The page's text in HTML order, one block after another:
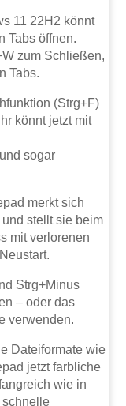
11 22H2 könnt
Tabs öffnen.
zum Schließen,
Tabs.
(Strg+F)
könnt jetzt mit
sogar
merkt sich
stellt sie beim
mit verlorenen
Strg+Minus
– oder das
verwenden.
Dateiformate wie
jetzt farbliche
wie in
schnelle